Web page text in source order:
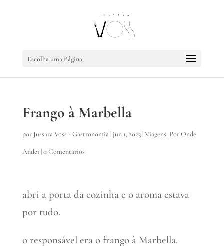
Escolha uma Página
Frango à Marbella
por Jussara Voss - Gastronomia|jun 1, 2023|Viagens. Por Onde
Andei |0 Comentários
abri a porta da cozinha e o aroma estava
por tudo.
o responsável era o frango à Marbella.